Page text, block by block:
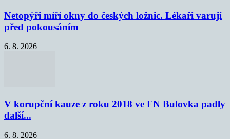
Netopýři míří okny do českých ložnic. Lékaři varují
před pokousáním
6. 8. 2026
V korupční kauze z roku 2018 ve FN Bulovka padly
další...
6. 8. 2026